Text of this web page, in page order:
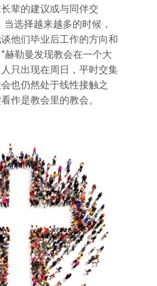
辈的建议或与同伴交
当选择越来越多的时候，
他们毕业后工作的方向和
赫勒曼发现教会在一个大
只出现在周日，平时交集
也仍然处于线性接触之
作是教会里的教会。